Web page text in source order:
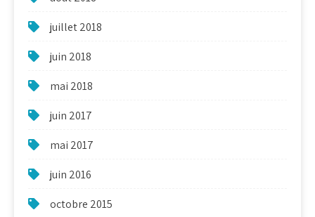
juillet 2018
juin 2018
mai 2018
juin 2017
mai 2017
juin 2016
octobre 2015